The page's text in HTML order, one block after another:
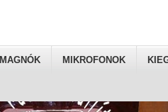
MAGNÓK MIKROFONOK